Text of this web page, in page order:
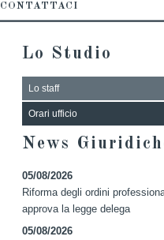
CONTATTACI
Lo Studio
Lo staff
Orari ufficio
News
05/08/2026
Riforma degli ordini
approva la legge delega
05/08/2026